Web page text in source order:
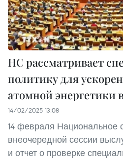
НС рассматривает
политику для
атомной энергетики
14/02/2025 13:08
14 февраля Национальное
внеочередной сессии
и отчет о проверке